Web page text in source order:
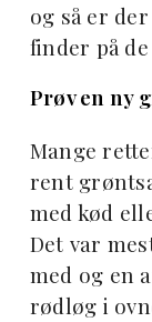
og så er
finder på
Prøv en ny
Mange
rent
med kød
Det var
med og en
rødløg i